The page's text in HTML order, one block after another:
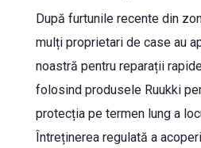
După furtunile recente din
mulți proprietari de case au
noastră pentru reparații
folosind produsele Ruukki
protecția pe termen lung a
Întreținerea regulată a